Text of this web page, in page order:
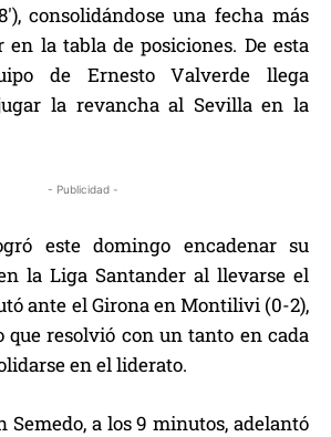
consolidándose una fecha más
la tabla de posiciones. De esta
de Ernesto Valverde llega
la revancha al Sevilla en la
- Publicidad -
este domingo encadenar su
la Liga Santander al llevarse el
ante el Girona en Montilivi (0-2),
que resolvió con un tanto en cada
en el liderato.
Semedo, a los 9 minutos, adelantó